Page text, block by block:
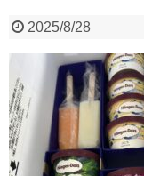
2025/8/28